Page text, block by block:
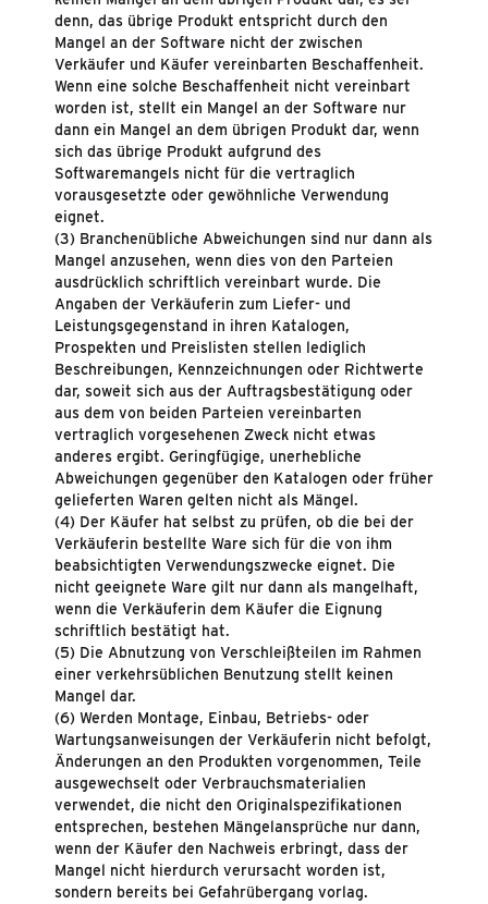
denn, das übrige Produkt entspricht durch den
Mangel an der Software nicht der zwischen
Verkäufer und Käufer vereinbarten Beschaffenheit.
Wenn eine solche Beschaffenheit nicht vereinbart
worden ist, stellt ein Mangel an der Software nur
dann ein Mangel an dem übrigen Produkt dar, wenn
sich das übrige Produkt aufgrund des
Softwaremangels nicht für die vertraglich
vorausgesetzte oder gewöhnliche Verwendung
eignet.
(3) Branchenübliche Abweichungen sind nur dann als
Mangel anzusehen, wenn dies von den Parteien
ausdrücklich schriftlich vereinbart wurde. Die
Angaben der Verkäuferin zum Liefer- und
Leistungsgegenstand in ihren Katalogen,
Prospekten und Preislisten stellen lediglich
Beschreibungen, Kennzeichnungen oder Richtwerte
dar, soweit sich aus der Auftragsbestätigung oder
aus dem von beiden Parteien vereinbarten
vertraglich vorgesehenen Zweck nicht etwas
anderes ergibt. Geringfügige, unerhebliche
Abweichungen gegenüber den Katalogen oder früher
gelieferten Waren gelten nicht als Mängel.
(4) Der Käufer hat selbst zu prüfen, ob die bei der
Verkäuferin bestellte Ware sich für die von ihm
beabsichtigten Verwendungszwecke eignet. Die
nicht geeignete Ware gilt nur dann als mangelhaft,
wenn die Verkäuferin dem Käufer die Eignung
schriftlich bestätigt hat.
(5) Die Abnutzung von Verschleißteilen im Rahmen
einer verkehrsüblichen Benutzung stellt keinen
Mangel dar.
(6) Werden Montage, Einbau, Betriebs- oder
Wartungsanweisungen der Verkäuferin nicht befolgt,
Änderungen an den Produkten vorgenommen, Teile
ausgewechselt oder Verbrauchsmaterialien
verwendet, die nicht den Originalspezifikationen
entsprechen, bestehen Mängelansprüche nur dann,
wenn der Käufer den Nachweis erbringt, dass der
Mangel nicht hierdurch verursacht worden ist,
sondern bereits bei Gefahrübergang vorlag.